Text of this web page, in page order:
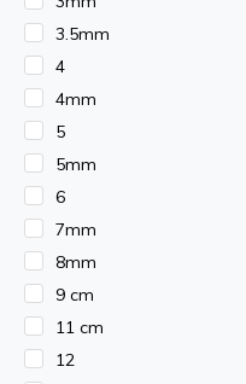
alcatuieste-ti trusa care
Instrumentar
3.5mm
4
4mm
5
5mm
6
7mm
8mm
9 cm
11 cm
12